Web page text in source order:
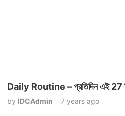
Daily Routine – প্রতিদিন এই 27 টি
by IDCAdmin 7 years ago